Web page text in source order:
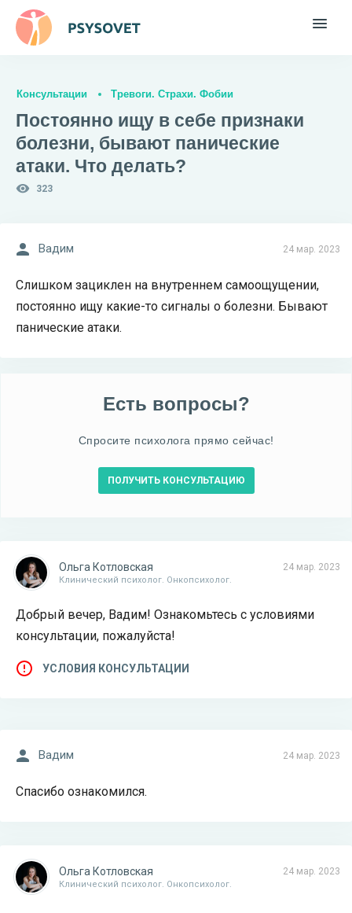
Консультации Тревоги. Страхи. Фобии
Постоянно ищу в себе признаки
болезни, бывают панические
атаки. Что делать?
323
24 мар. 2023
Вадим
Слишком зациклен на внутреннем самоощущении,
постоянно ищу какие-то сигналы о болезни. Бывают
панические атаки.
Есть вопросы?
Спросите психолога прямо сейчас!
ПОЛУЧИТЬ КОНСУЛЬТАЦИЮ
24 мар. 2023
Ольга Котловская
Клинический психолог. Онкопсихолог.
Добрый вечер, Вадим! Ознакомьтесь с условиями
консультации, пожалуйста!
УСЛОВИЯ КОНСУЛЬТАЦИИ
24 мар. 2023
Вадим
Спасибо ознакомился.
24 мар. 2023
Ольга Котловская
Клинический психолог. Онкопсихолог.